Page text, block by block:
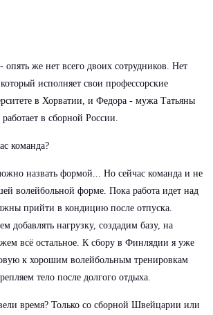
опять же нет всего двоих сотрудников. Нет
исполняет свои профессорские
в Хорватии, и Федора - мужа Татьяны
в сборной России.
команда?
назвать формой... Но сейчас команда и не
волейбольной форме. Пока работа идет над
прийти в кондицию после отпуска.
добавлять нагрузку, создадим базу, на
всё остальное. К сбору в Финлядии я уже
к хорошим волейбольным тренировкам
тело после долгого отдыха.
время? Только со сборной Швейцарии или